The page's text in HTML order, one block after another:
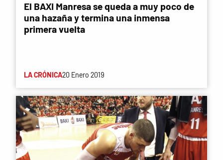
El BAXI Manresa se queda a muy poco de
una hazaña y termina una inmensa
primera vuelta
LA CRÓNICA20 Enero 2019